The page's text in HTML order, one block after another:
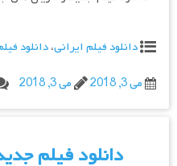
دانلود فیلم ایرانی،دانلود
می 3, 2018
می 3, 2018